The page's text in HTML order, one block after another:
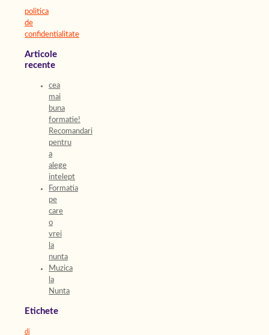
politica
de
confidentialitate
Articole
recente
cea
mai
buna
formatie!
Recomandari
pentru
a
alege
intelept
Formatia
pe
care
o
vrei
la
nunta
Muzica
la
Nunta
Etichete
dj